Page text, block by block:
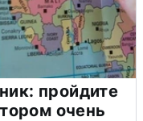
пройдите
очень